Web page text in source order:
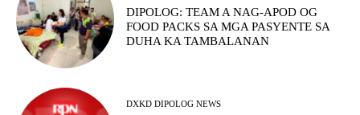
DIPOLOG: TEAM A NAG-APOD OG
FOOD PACKS SA MGA PASYENTE SA
DUHA KA TAMBALANAN
DXKD DIPOLOG NEWS